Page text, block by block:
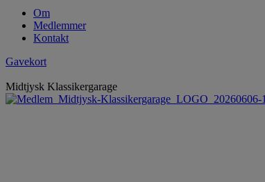
Om
Medlemmer
Kontakt
Gavekort
Midtjysk Klassikergarage